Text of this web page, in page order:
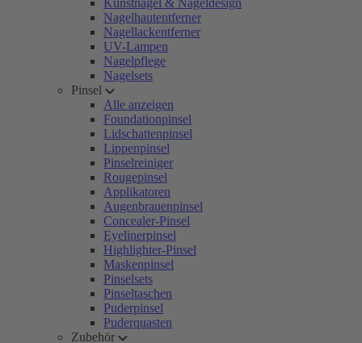
Kunstnägel & Nageldesign
Nagelhautentferner
Nagellackentferner
UV-Lampen
Nagelpflege
Nagelsets
Pinsel
Alle anzeigen
Foundationpinsel
Lidschattenpinsel
Lippenpinsel
Pinselreiniger
Rougepinsel
Applikatoren
Augenbrauenpinsel
Concealer-Pinsel
Eyelinerpinsel
Highlighter-Pinsel
Maskenpinsel
Pinselsets
Pinseltaschen
Puderpinsel
Puderquasten
Zubehör